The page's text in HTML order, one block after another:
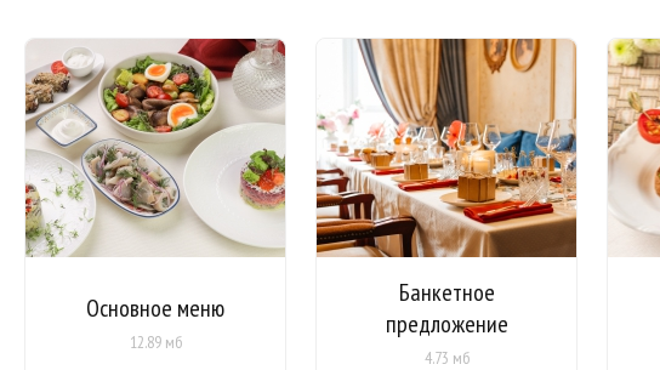
Основное меню
12.89 мб
Банкетное
предложение
4.73 мб